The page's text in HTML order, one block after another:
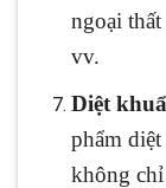
ngoại
vv.
Diệt
phẩm
không chỉ